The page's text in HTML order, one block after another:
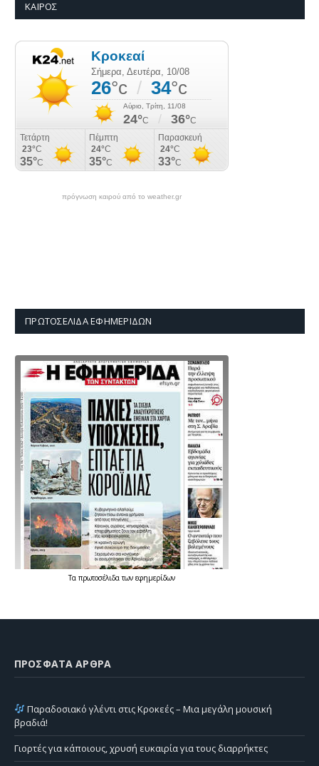
ΚΑΙΡΌΣ
πρόγνωση καιρού από το weather.gr
ΠΡΩΤΟΣΈΛΙΔΑ ΕΦΗΜΕΡΊΔΩΝ
Τα πρωτοσέλιδατων εφημερίδων
ΠΡΌΣΦΑΤΑ ΆΡΘΡΑ
Παραδοσιακό γλέντι στις Κροκεές – Μια μεγάλη μουσική
βραδιά!
Γιορτές για κάποιους, χρυσή ευκαιρία για τους διαρρήκτες